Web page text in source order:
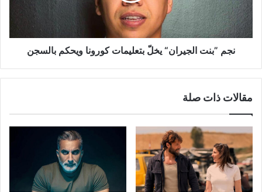
ويحكم
بالسجن
نجم ”بنت الجيران“ يخلّ بتعليمات كورونا ويحكم بالسجن
مقالات ذات صلة